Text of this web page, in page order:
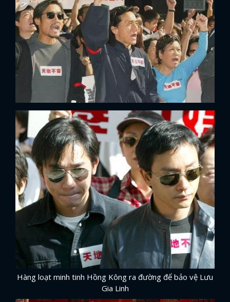
Hàng loạt minh tinh Hồng Kông ra đường để bảo vệ Lưu
Gia Linh